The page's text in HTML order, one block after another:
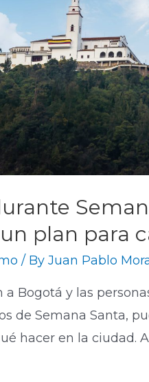
plan para
/ ByJuan Pablo
a Bogotá y las
de Semana Santa,
hacer en la ciudad.